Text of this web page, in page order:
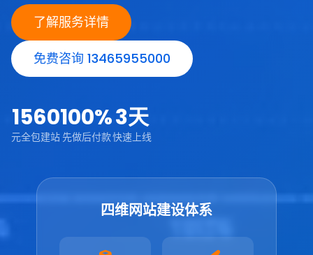
了解服务详情
免费咨询 13465955000
1560
元全包建站
100%
先做后付款
3天
快速上线
四维网站建设体系